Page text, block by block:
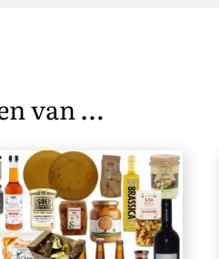
van …